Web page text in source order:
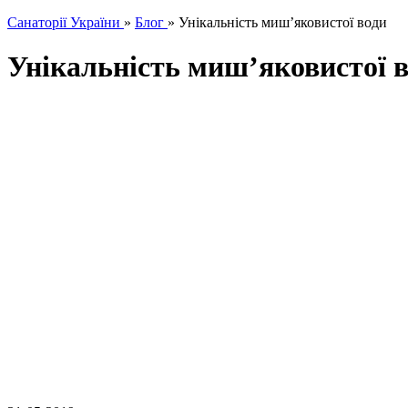
Санаторії України » Блог » Унікальність миш’яковистої води
Унікальність миш’яковистої